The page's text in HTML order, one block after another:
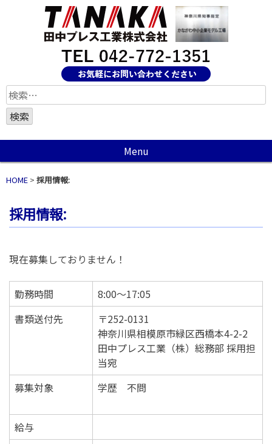
検
索:
Menu
HOME > 採用情報:
採用情報:
現在募集しておりません！
勤務時間
8:00～17:05
書類送付先
〒252-0131
神奈川県相模原市緑区西橋本4-2-2
田中プレス工業（株）総務部 採用担
当宛
募集対象
学歴 不問
給与